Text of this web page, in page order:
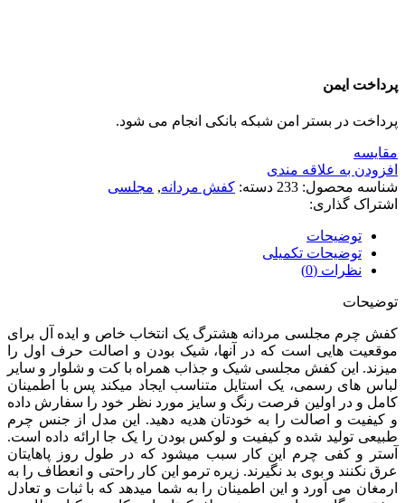
پرداخت ایمن
پرداخت در بستر امن شبکه بانکی انجام می شود.
مقايسه
افزودن به علاقه مندی
شناسه محصول: 233 دسته: کفش مردانه, مجلسی
اشتراک گذاری:
توضیحات
توضیحات تکمیلی
نظرات (0)
توضیحات
کفش چرم مجلسی مردانه هشترگ یک انتخاب خاص و ایده آل برای
موقعیت هایی است که در آنها، شیک بودن و اصالت حرف اول را
میزند. این کفش مجلسی شیک و جذاب همراه با کت و شلوار و سایر
لباس های رسمی، یک استایل متناسب ایجاد میکند پس با اطمینان
کامل و در اولین فرصت رنگ و سایز مورد نظر خود را سفارش داده
و کیفیت و اصالت را به خودتان هدیه دهید. این مدل از جنس چرم
طبیعی تولید شده و کیفیت و لوکس بودن را یک جا ارائه داده است.
آستر و کفی چرم این کار سبب میشود که در طول روز پاهایتان
عرق نکنند و بوی بد نگیرند. زیره ترمو این کار راحتی و انعطاف را به
ارمغان می آورد و این اطمینان را به شما میدهد که با ثبات و تعادل